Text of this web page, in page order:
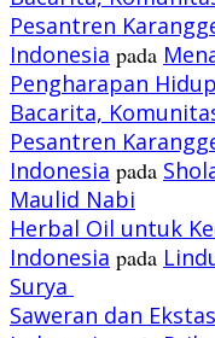
Pesantren
Indonesia pada
Pengharapan Hidup
Bacarita,
Pesantren
Indonesia pada
Maulid Nabi
Herbal Oil untuk
Indonesia pada
Surya
Saweran dan